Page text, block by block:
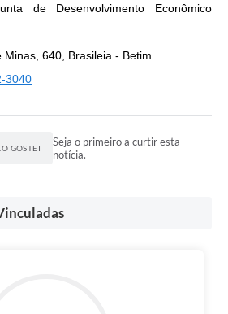
de Desenvolvimento Econômico
640, Brasileia - Betim.
3040
GOSTEI
Seja o primeiro a curtir esta
notícia.